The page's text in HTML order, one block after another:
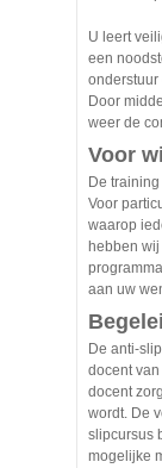
U leert
een
Door
weer de
Voor
De
Voor
waarop
hebben
aan uw
De anti-
docent
docent
wordt. De
slipcursus
mogelijke